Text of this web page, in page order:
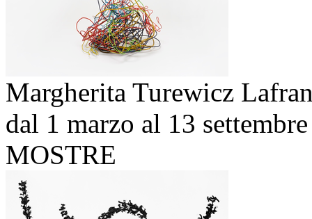
Margherita Turewicz
dal 1 marzo al 13
MOSTRE